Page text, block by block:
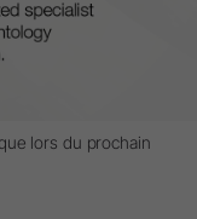
lors du prochain